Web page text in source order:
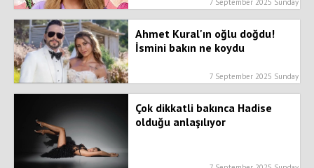
Ahmet Kural'ın oğlu doğdu!
İsmini bakın ne koydu
7 September 2025 Sunday
Çok dikkatli bakınca Hadise
olduğu anlaşılıyor